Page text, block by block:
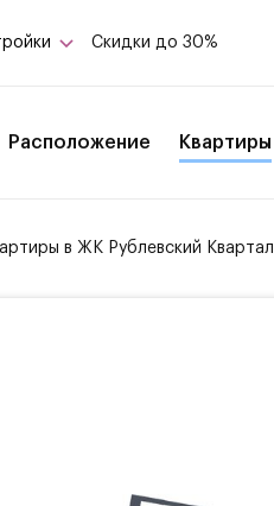
Скидки до 30%
Расположение Квартиры
в ЖК Рублевский Квартал